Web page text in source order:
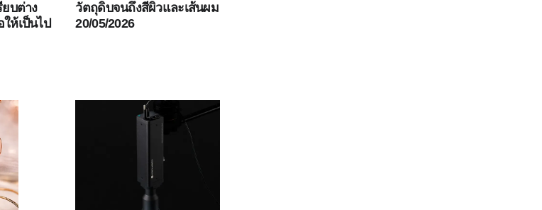
ยบต่าง
ห้เป็นไป
วัตถุดิบจนถึงสีผิวและเส้นผม
20/05/2026